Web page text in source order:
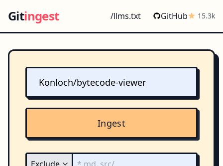
Gitingest /llms.txt GitHub 15.3k
Ingest